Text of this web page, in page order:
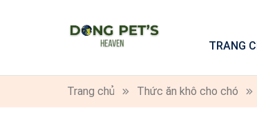
TRANG
Trang chủ Thức ăn khô cho chó